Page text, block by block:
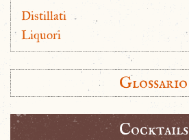
Distillati
Liquori
Glossario
Cocktails